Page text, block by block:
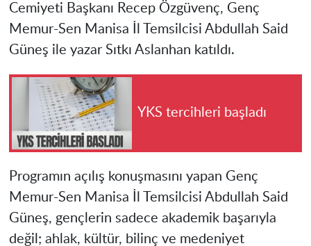
Cemiyeti Başkanı Recep Özgüvenç, Genç
Memur-Sen Manisa İl Temsilcisi Abdullah Said
Güneş ile yazar Sıtkı Aslanhan katıldı.
YKS tercihleri başladı
Programın açılış konuşmasını yapan Genç
Memur-Sen Manisa İl Temsilcisi Abdullah Said
Güneş, gençlerin sadece akademik başarıyla
değil; ahlak, kültür, bilinç ve medeniyet